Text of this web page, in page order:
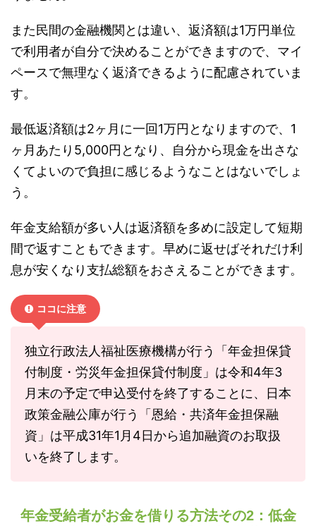
また民間の金融機関とは違い、返済額は1万円単位
で利用者が自分で決めることができますので、マイ
ペースで無理なく返済できるように配慮されていま
す。
最低返済額は2ヶ月に一回1万円となりますので、1
ヶ月あたり5,000円となり、自分から現金を出さな
くてよいので負担に感じるようなことはないでしょ
う。
年金支給額が多い人は返済額を多めに設定して短期
間で返すこともできます。早めに返せばそれだけ利
息が安くなり支払総額をおさえることができます。
ココに注意
独立行政法人福祉医療機構が行う「年金担保貸
付制度・労災年金担保貸付制度」は令和4年3
月末の予定で申込受付を終了することに、日本
政策金融公庫が行う「恩給・共済年金担保融
資」は平成31年1月4日から追加融資のお取扱
いを終了します。
年金受給者がお金を借りる方法その2：低金